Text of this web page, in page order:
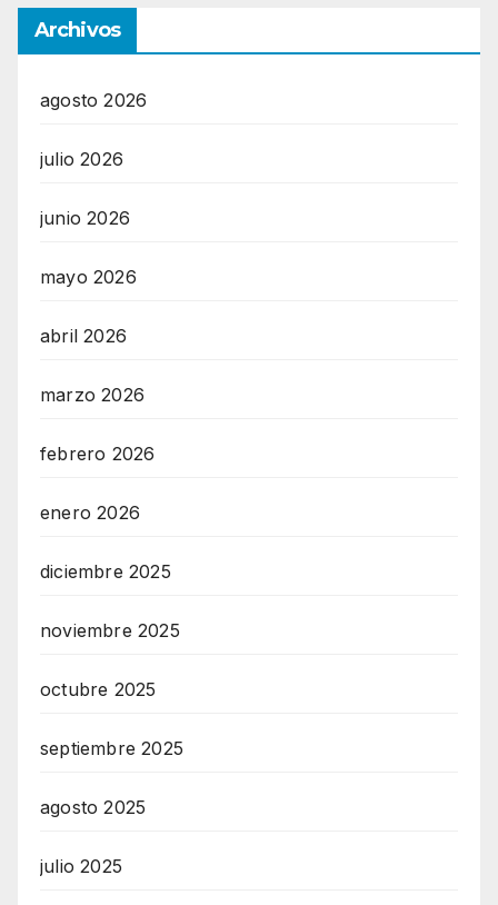
Archivos
agosto 2026
julio 2026
junio 2026
mayo 2026
abril 2026
marzo 2026
febrero 2026
enero 2026
diciembre 2025
noviembre 2025
octubre 2025
septiembre 2025
agosto 2025
julio 2025